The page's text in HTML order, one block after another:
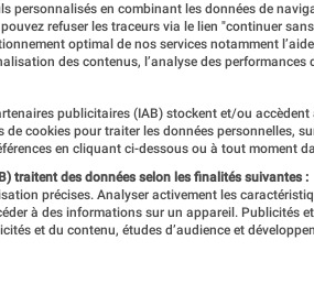
personnalisés en combinant les données de
refuser les traceurs via le lien "continuer
optimal de nos services notamment
des contenus, l’analyse des performances
publicitaires (IAB) stockent et/ou accèdent
cookies pour traiter les données personnelles,
en cliquant ci-dessous ou à tout moment
traitent des données selon les finalités suivantes :
précises. Analyser activement les
à des informations sur un appareil. Publicités
et du contenu, études d’audience et